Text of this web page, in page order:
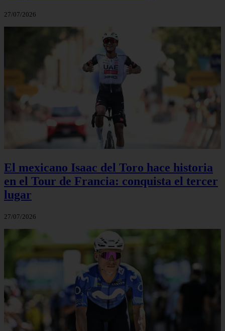
27/07/2026
El mexicano Isaac del Toro hace historia
en el Tour de Francia: conquista el tercer
lugar
27/07/2026